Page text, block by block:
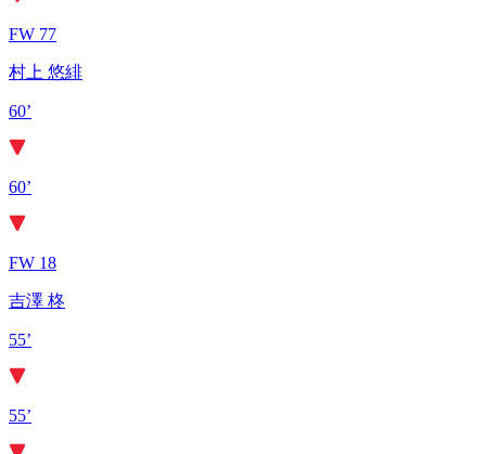
FW 77
村上 悠緋
60’
60’
FW 18
吉澤 柊
55’
55’